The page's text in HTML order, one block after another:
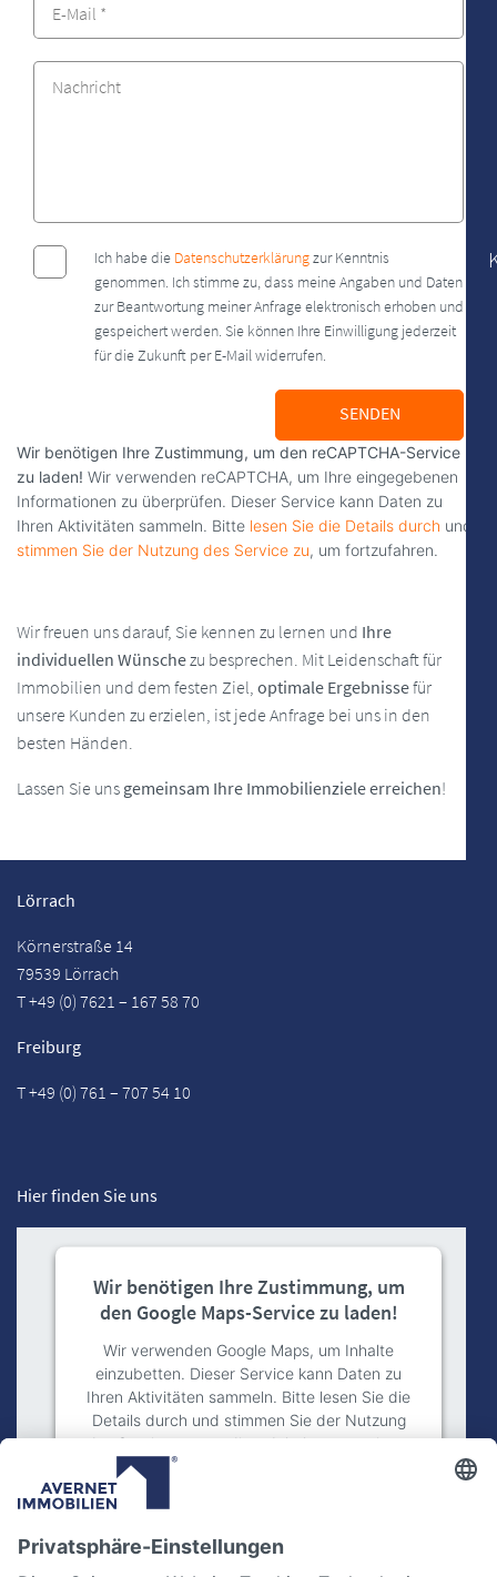
Ich habe die Datenschutzerklärungzur Kenntnis
genommen. Ich stimme zu, dass meine Angaben und Daten
zur Beantwortung meiner Anfrage elektronisch erhoben und
gespeichert werden. Sie können Ihre Einwilligung jederzeit
für die Zukunft per E-Mail widerrufen.
SENDEN
Wir benötigen Ihre Zustimmung, um den reCAPTCHA-Service
zu laden! Wir verwenden reCAPTCHA, um Ihre eingegebenen
Informationen zu überprüfen. Dieser Service kann Daten zu
Ihren Aktivitäten sammeln. Bitte lesen Sie die Details durch und
stimmen Sie der Nutzung des Service zu, um fortzufahren.
Wir freuen uns darauf, Sie kennen zu lernen und Ihre
individuellen Wünschezu besprechen. Mit Leidenschaft für
Immobilien und dem festen Ziel, optimale Ergebnissefür
unsere Kunden zu erzielen, ist jede Anfrage bei uns in den
besten Händen.
Lassen Sie uns gemeinsam Ihre Immobilienziele erreichen!
Lörrach
Körnerstraße 14
79539 Lörrach
T +49 (0) 7621 – 167 58 70
Freiburg
T +49 (0) 761 – 707 54 10
Hier finden Sie uns
Wir benötigen Ihre Zustimmung, um
den Google Maps-Service zu laden!
Wir verwenden Google Maps, um Inhalte
einzubetten. Dieser Service kann Daten zu
Ihren Aktivitäten sammeln. Bitte lesen Sie die
Details durch und stimmen Sie der Nutzung
des Service zu, um diese Inhalte anzuzeigen.
Akzeptieren